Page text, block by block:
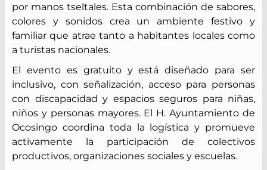
por manos tseltales. Esta combinación de sabores,
colores y sonidos crea un ambiente festivo y
familiar que atrae tanto a habitantes locales como
a turistas nacionales.
El evento es gratuito y está diseñado para ser
inclusivo, con señalización, acceso para personas
con discapacidad y espacios seguros para niñas,
niños y personas mayores. El H. Ayuntamiento de
Ocosingo coordina toda la logística y promueve
activamente la participación de colectivos
productivos, organizaciones sociales y escuelas.